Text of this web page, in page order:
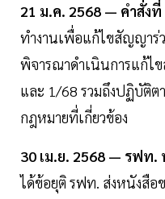
21 ม.ค. 2568 — คำสั่ง
ทำงานเพื่อแก้ไขสัญญาร่
พิจารณาดำเนินการแก้ไ
และ 1/68 รวมถึงปฏิบัติต
กฎหมายที่เกี่ยวข้อง
30 เม.ย. 2568 — รฟท.
ได้ข้อยุติ รฟท. ส่งหนังสือ